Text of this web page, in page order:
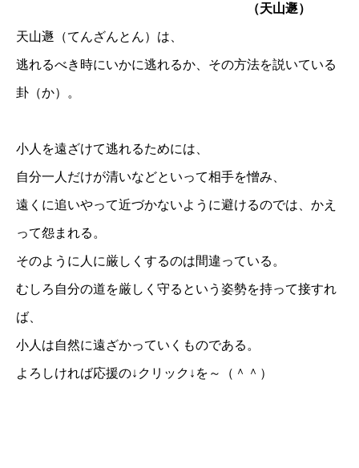
（天山遯）
天山遯（てんざんとん）は、
逃れるべき時にいかに逃れるか、その方法を説いている
卦（か）。
小人を遠ざけて逃れるためには、
自分一人だけが清いなどといって相手を憎み、
遠くに追いやって近づかないように避けるのでは、かえ
って怨まれる。
そのように人に厳しくするのは間違っている。
むしろ自分の道を厳しく守るという姿勢を持って接すれ
ば、
小人は自然に遠ざかっていくものである。
よろしければ応援の↓クリック↓を～（＾＾）